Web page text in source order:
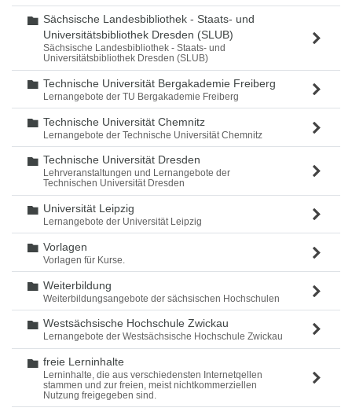
Ordner
Sächsische Landesbibliothek - Staats- und
Universitätsbibliothek Dresden (SLUB)
Sächsische Landesbibliothek - Staats- und
Universitätsbibliothek Dresden (SLUB)
Ordner
Technische Universität Bergakademie Freiberg
Lernangebote der TU Bergakademie Freiberg
Ordner
Technische Universität Chemnitz
Lernangebote der Technische Universität Chemnitz
Ordner
Technische Universität Dresden
Lehrveranstaltungen und Lernangebote der
Technischen Universität Dresden
Ordner
Universität Leipzig
Lernangebote der Universität Leipzig
Ordner
Vorlagen
Vorlagen für Kurse.
Ordner
Weiterbildung
Weiterbildungsangebote der sächsischen Hochschulen
Ordner
Westsächsische Hochschule Zwickau
Lernangebote der Westsächsische Hochschule Zwickau
Ordner
freie Lerninhalte
Lerninhalte, die aus verschiedensten Internetqellen
stammen und zur freien, meist nichtkommerziellen
Nutzung freigegeben sind.